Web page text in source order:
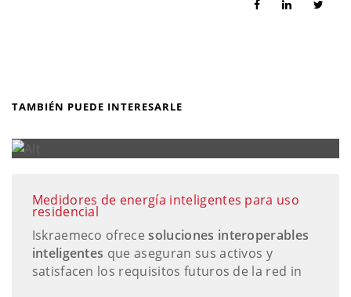
TAMBIÉN PUEDE INTERESARLE
Medidores de energía inteligentes para uso
residencial
Iskraemeco ofrecesoluciones interoperables
inteligentes que aseguran sus activos y
satisfacen los requisitos futuros de la red in